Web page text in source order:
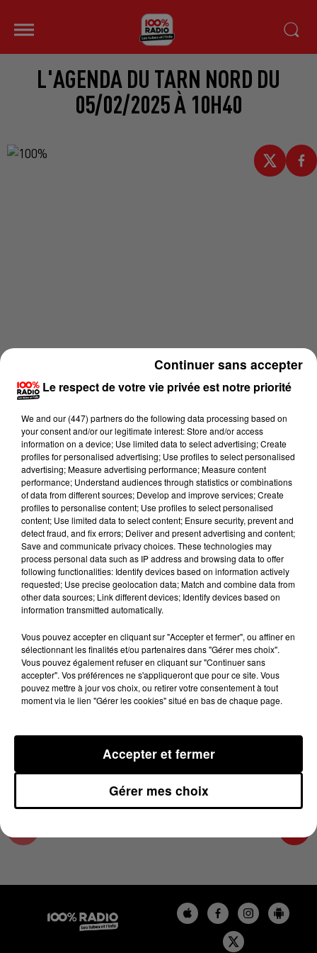
L'AGENDA DU TARN NORD DU
05/02/2025 À 10H40
Lecture (1 min 13 sec)
100%
100% Radio l'agenda du Tarn nord
5 février 2025 - 1 min 13 sec
L'AGENDA DU TARN NORD DU 05/02/2025 À
10H40
L'AGENDA DU TARN NORD
Le respect de votre vie privée est notre priorité
We and our (447) partnersdo the following data processing based on
your consent and/or our legitimate interest: Store and/or access
information on a device; Use limited data to select advertising; Create
profiles for personalised advertising; Use profiles to select personalised
advertising; Measure advertising performance; Measure content
performance; Understand audiences through statistics or combinations
of data from different sources; Develop and improve services; Create
profiles to personalise content; Use profiles to select personalised
content; Use limited data to select content; Ensure security, prevent and
detect fraud, and fix errors; Deliver and present advertising and content;
Save and communicate privacy choices. These technologies may
process personal data such as IP address and browsing data to offer
following functionalities: Identify devices based on information actively
requested; Use precise geolocation data; Match and combine data from
other data sources; Link different devices; Identify devices based on
information transmitted automatically.
Vous pouvez accepter en cliquant sur "Accepter et fermer", ou affiner en
sélectionnant les finalités et/ou partenaires dans "Gérer mes choix".
Vous pouvez également refuser en cliquant sur "Continuer sans
accepter". Vos préférences ne s'appliqueront que pour ce site. Vous
pouvez mettre à jour vos choix, ou retirer votre consentement à tout
moment via le lien "Gérer les cookies" situé en bas de chaque page.
Gérer mes choix
Accepter et fermer
Continuer sans accepter